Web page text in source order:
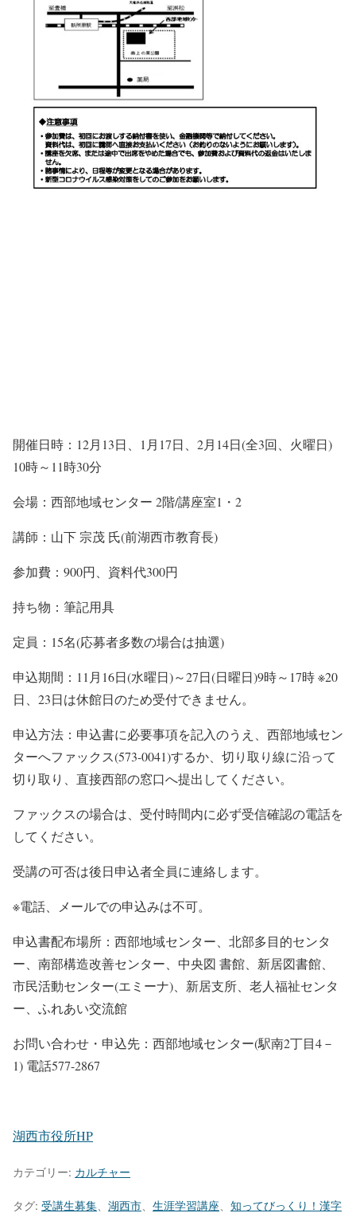
開催日時：12月13日、1月17日、2月14日(全3回、火曜日)
10時～11時30分
会場：西部地域センター 2階/講座室1・2
講師：山下 宗茂 氏(前湖西市教育長)
参加費：900円、資料代300円
持ち物：筆記用具
定員：15名(応募者多数の場合は抽選)
申込期間：11月16日(水曜日)～27日(日曜日)9時～17時 ※20
日、23日は休館日のため受付できません。
申込方法：申込書に必要事項を記入のうえ、西部地域セン
ターへファックス(573-0041)するか、切り取り線に沿って
切り取り、直接西部の窓口へ提出してください。
ファックスの場合は、受付時間内に必ず受信確認の電話を
してください。
受講の可否は後日申込者全員に連絡します。
※電話、メールでの申込みは不可。
申込書配布場所：西部地域センター、北部多目的センタ
ー、南部構造改善センター、中央図 書館、新居図書館、
市民活動センター(エミーナ)、新居支所、老人福祉センタ
ー、ふれあい交流館
お問い合わせ・申込先：西部地域センター(駅南2丁目4－
1) 電話577-2867
湖西市役所HP
カテゴリー: カルチャー
タグ: 受講生募集 湖西市 生涯学習講座
知ってびっくり！漢字